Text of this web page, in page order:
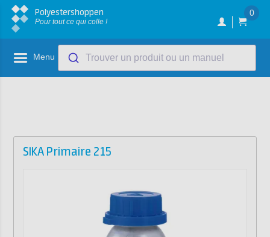
Polyestershoppen
Pour tout ce qui colle !
0
Menu Trouver un produit ou un manuel
SIKA Primaire 215